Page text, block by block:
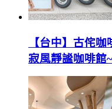
【台中】古侘
寂風靜謐咖啡館